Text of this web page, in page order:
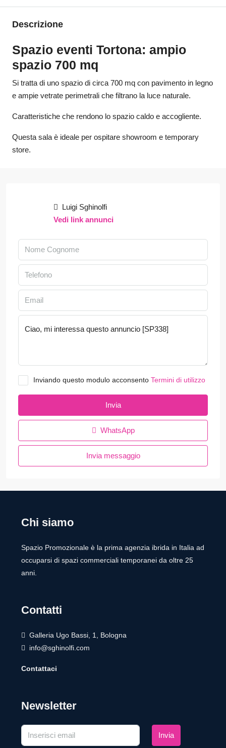
Descrizione
Spazio eventi Tortona: ampio
spazio 700 mq
Si tratta di uno spazio di circa 700 mq con pavimento in legno
e ampie vetrate perimetrali che filtrano la luce naturale.
Caratteristiche che rendono lo spazio caldo e accogliente.
Questa sala è ideale per ospitare showroom e temporary
store.
Luigi Sghinolfi
Vedi link annunci
Inviando questo modulo acconsento Termini di utilizzo
Invia
WhatsApp
Invia messaggio
Chi siamo
Spazio Promozionale è la prima agenzia ibrida in Italia ad
occuparsi di spazi commerciali temporanei da oltre 25
anni.
Contatti
Galleria Ugo Bassi, 1, Bologna
info@sghinolfi.com
Contattaci
Newsletter
Invia